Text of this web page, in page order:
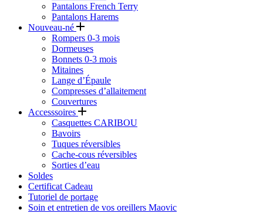
Pantalons French Terry
Pantalons Harems
Nouveau-né
Rompers 0-3 mois
Dormeuses
Bonnets 0-3 mois
Mitaines
Lange d’Épaule
Compresses d’allaitement
Couvertures
Accesssoires
Casquettes CARIBOU
Bavoirs
Tuques réversibles
Cache-cous réversibles
Sorties d’eau
Soldes
Certificat Cadeau
Tutoriel de portage
Soin et entretien de vos oreillers Maovic